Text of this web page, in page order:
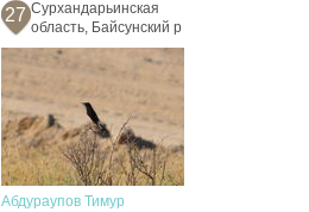
27 Сурхандарьинская
область, Байсунский р
Абдураупов Тимур